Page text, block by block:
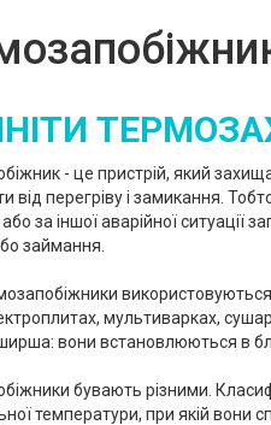
- це пристрій, який
від перегріву і замикання.
за іншої аварійної ситуації
займання.
мультиварках,
вони встановлюються в
бувають різними.
температури, при якій вони